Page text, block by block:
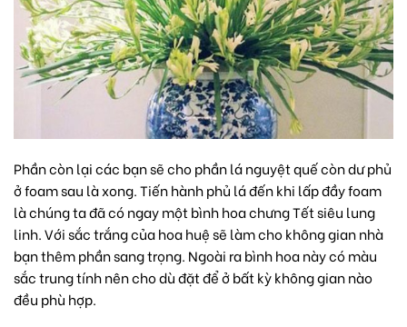
Phần còn lại các bạn sẽ cho phần lá nguyệt quế còn dư phủ
ở foam sau là xong. Tiến hành phủ lá đến khi lấp đầy foam
là chúng ta đã có ngay một bình hoa chưng Tết siêu lung
linh. Với sắc trắng của hoa huệ sẽ làm cho không gian nhà
bạn thêm phần sang trọng. Ngoài ra bình hoa này có màu
sắc trung tính nên cho dù đặt để ở bất kỳ không gian nào
đều phù hợp.